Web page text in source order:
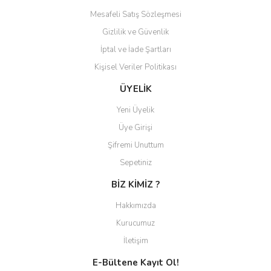
Gönder
Mesafeli Satış Sözleşmesi
Gizlilik ve Güvenlik
İptal ve İade Şartları
Kişisel Veriler Politikası
ÜYELİK
Yeni Üyelik
Üye Girişi
Şifremi Unuttum
Sepetiniz
BİZ KİMİZ ?
Hakkımızda
Kurucumuz
İletişim
E-Bültene Kayıt Ol!